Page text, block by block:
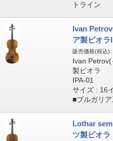
トライン
Ivan
ア製ビオラ
販売価格(税込):
Ivan
製ビオラ
IPA-01
サイズ : 16
■ブルガリ
Lothar
ツ製ビオ